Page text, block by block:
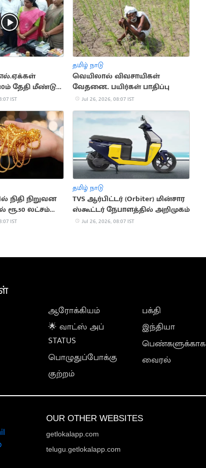
தேதி மீண்டும்
IST
தமிழ் நாடு
வெயிலால் விவசாயிகள்
வேதனை.. பயிர்கள் பாதிப்பு
Jul 26, 2026, 08:07 IST
நிதி நிறுவன
ரூ.50 லட்சம்
IST
தமிழ் நாடு
TVS ஆர்பிட்டர் (Orbiter) மின்சார
ஸ்கூட்டர் நேபாளத்தில் அறிமுகம்
Jul 26, 2026, 08:07 IST
ஆரோக்கியம்
🌟 வாட்ஸ் அப்
STATUS
பொழுதுப்போக்கு
குற்றம்
பக்தி
இந்தியா
பெண்களுக்காக
வைரல்
OUR OTHER WEBSITES
getlokalapp.com
telugu.getlokalapp.com